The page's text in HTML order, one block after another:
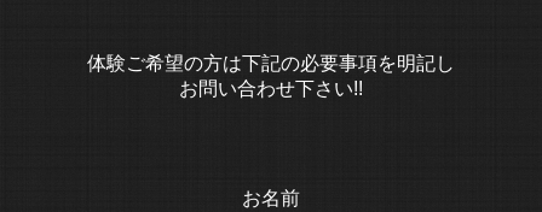
体験ご希望の方は下記の必要事項を明記し
お問い合わせ下さい!!
お名前